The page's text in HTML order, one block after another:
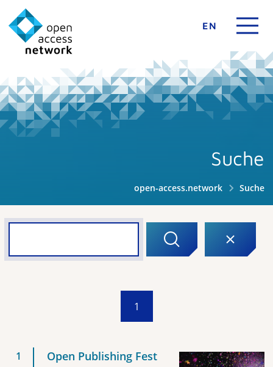
EN
Suche
open-access.network Suche
1
Open Publishing Fest